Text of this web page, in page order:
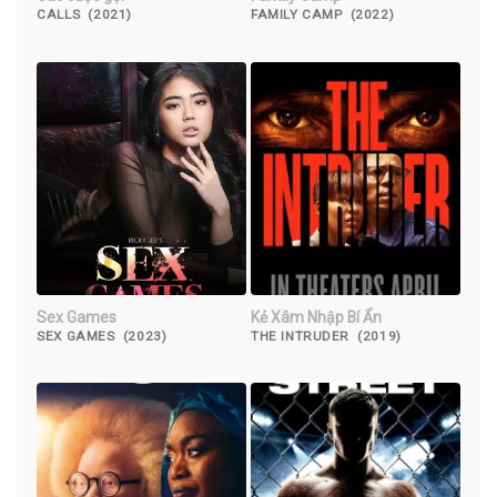
CALLS (2021) FAMILY CAMP (2022)
Sex Games
SEX GAMES (2023)
Kẻ Xâm Nhập Bí Ẩn
THE INTRUDER (2019)